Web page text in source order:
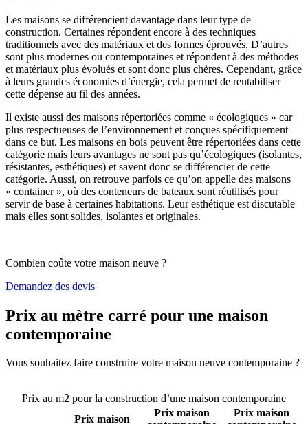
Les maisons se différencient davantage dans leur type de
construction. Certaines répondent encore à des techniques
traditionnels avec des matériaux et des formes éprouvés. D’autres
sont plus modernes ou contemporaines et répondent à des méthodes
et matériaux plus évolués et sont donc plus chères. Cependant, grâce
à leurs grandes économies d’énergie, cela permet de rentabiliser
cette dépense au fil des années.
Il existe aussi des maisons répertoriées comme « écologiques » car
plus respectueuses de l’environnement et conçues spécifiquement
dans ce but. Les maisons en bois peuvent être répertoriées dans cette
catégorie mais leurs avantages ne sont pas qu’écologiques (isolantes,
résistantes, esthétiques) et savent donc se différencier de cette
catégorie. Aussi, on retrouve parfois ce qu’on appelle des maisons
« container », où des conteneurs de bateaux sont réutilisés pour
servir de base à certaines habitations. Leur esthétique est discutable
mais elles sont solides, isolantes et originales.
Combien coûte votre maison neuve ?
Demandez des devis
Prix au mètre carré pour une maison
contemporaine
Vous souhaitez faire construire votre maison neuve contemporaine ?
Prix au m2 pour la construction d’une maison contemporaine
Prix maison
Prix maison
Prix maison